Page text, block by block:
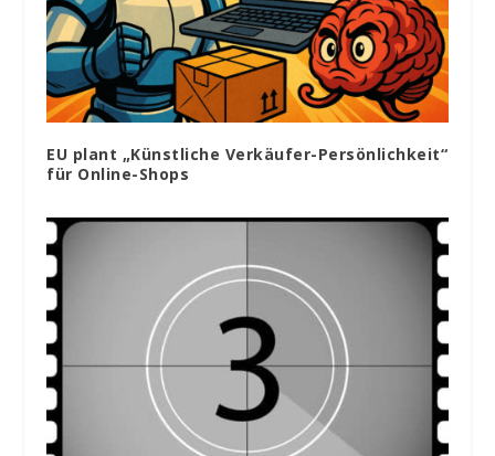
EU plant „Künstliche Verkäufer-Persönlichkeit“
für Online-Shops